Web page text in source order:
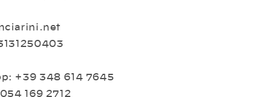
+39 348 614 7645
169 2712